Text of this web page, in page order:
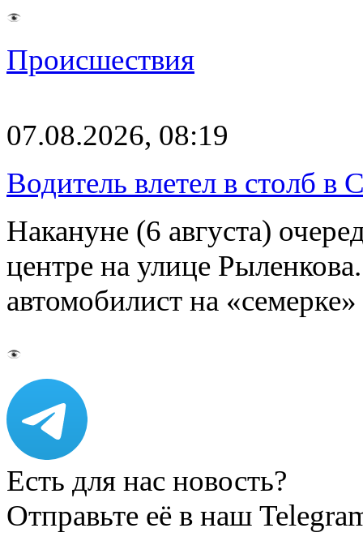
Происшествия
07.08.2026, 08:19
Водитель влетел в столб в
Накануне (6 августа)
центре на улице
автомобилист на
Есть для нас новость?
Отправьте её в наш